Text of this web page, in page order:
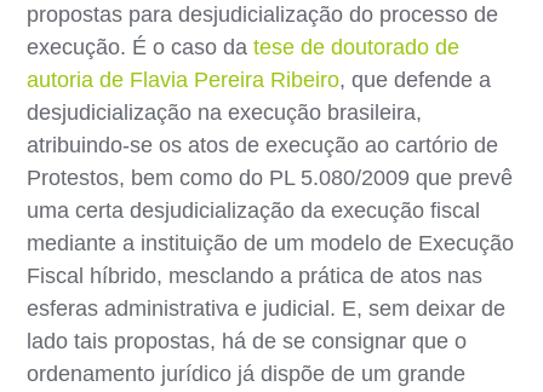
propostas para desjudicialização do processo de
execução. É o caso datese de doutorado de
autoria de Flavia Pereira Ribeiro, que defende a
desjudicialização na execução brasileira,
atribuindo-se os atos de execução ao cartório de
Protestos, bem como do PL 5.080/2009 que prevê
uma certa desjudicialização da execução fiscal
mediante a instituição de um modelo de Execução
Fiscal híbrido, mesclando a prática de atos nas
esferas administrativa e judicial. E, sem deixar de
lado tais propostas, há de se consignar que o
ordenamento jurídico já dispõe de um grande